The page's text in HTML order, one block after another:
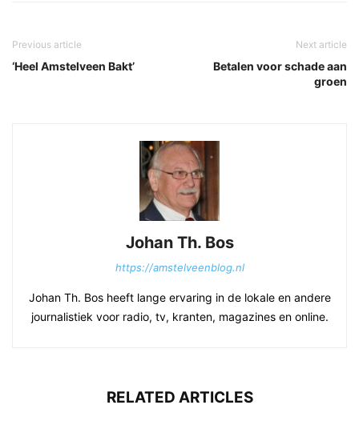
Previous article
‘Heel Amstelveen Bakt’
Next article
Betalen voor schade aan
groen
Johan Th. Bos
https://amstelveenblog.nl
Johan Th. Bos heeft lange ervaring in de lokale en andere
journalistiek voor radio, tv, kranten, magazines en online.
RELATED ARTICLES